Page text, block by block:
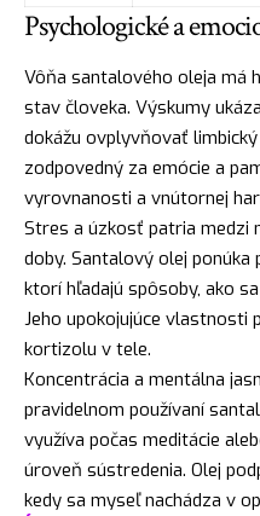
Psychologické a
Vôňa santalového oleja má
stav človeka. Výskumy
dokážu ovplyvňovať
zodpovedný za emócie a
vyrovnanosti a vnútornej
Stres a úzkosť patria medzi
doby. Santalový olej
ktorí hľadajú spôsoby, ako
Jeho upokojujúce vlastnosti
kortizolu v tele.
Koncentrácia a mentálna
pravidelnom používaní
využíva počas meditácie
úroveň sústredenia. Olej
kedy sa myseľ nachádza v